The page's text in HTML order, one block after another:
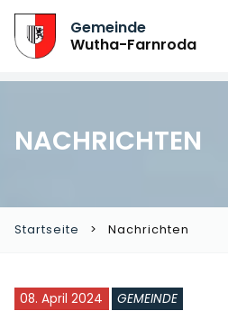
Gemeinde
Wutha-Farnroda
NACHRICHTEN
Startseite Nachrichten
08. April 2024 GEMEINDE